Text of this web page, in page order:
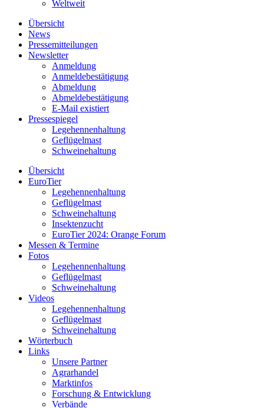
Weltweit
Übersicht
News
Pressemitteilungen
Newsletter
Anmeldung
Anmeldebestätigung
Abmeldung
Abmeldebestätigung
E-Mail existiert
Pressespiegel
Legehennenhaltung
Geflügelmast
Schweinehaltung
Übersicht
EuroTier
Legehennenhaltung
Geflügelmast
Schweinehaltung
Insektenzucht
EuroTier 2024: Orange Forum
Messen & Termine
Fotos
Legehennenhaltung
Geflügelmast
Schweinehaltung
Videos
Legehennenhaltung
Geflügelmast
Schweinehaltung
Wörterbuch
Links
Unsere Partner
Agrarhandel
Marktinfos
Forschung & Entwicklung
Verbände